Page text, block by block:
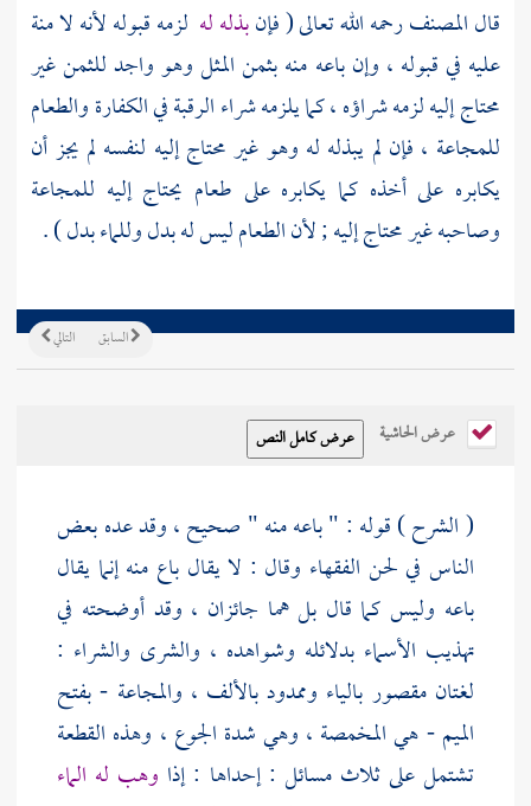
قالالمصنفرحمه الله تعالى ( فإنبذله له لزمه قبوله لأنه لا منة
عليه في قبوله ، وإن باعه منه بثمن المثل وهو واجد للثمن غير
محتاج إليه لزمه شراؤه ، كما يلزمه شراء الرقبة في الكفارة والطعام
للمجاعة ، فإن لم يبذله له وهو غير محتاج إليه لنفسه لم يجز أن
يكابره على أخذه كما يكابره على طعام يحتاج إليه للمجاعة
وصاحبه غير محتاج إليه ; لأن الطعام ليس له بدل وللماء بدل ) .
التالي السابق
عرض الحاشية
( الشرح ) قوله : " باعه منه " صحيح ، وقد عده بعض
الناس في لحن الفقهاء وقال : لا يقال باع منه إنما يقال
باعه وليس كما قال بل هما جائزان ، وقد أوضحته في
تهذيب الأسماء بدلائله وشواهده ، والشرى والشراء :
لغتان مقصور بالياء وممدود بالألف ، والمجاعة - بفتح
الميم - هي المخمصة ، وهي شدة الجوع ، وهذه القطعة
تشتمل على ثلاث مسائل : إحداها : إذا وهب له الماء